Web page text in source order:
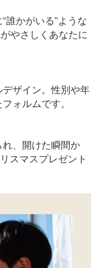
誰かがいる”ような
やさしくあなたに
ザイン。性別や年
ォルムです。
、開けた瞬間か
スマスプレゼント